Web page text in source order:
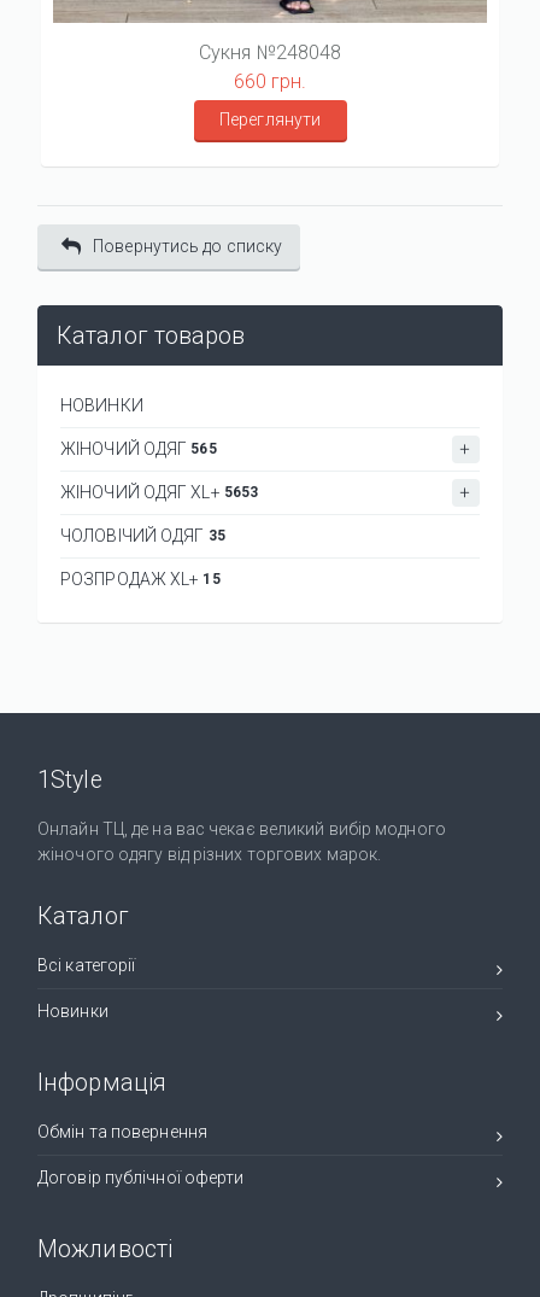
Сукня №248048
660 грн.
Переглянути
Повернутись до списку
Каталог товаров
НОВИНКИ
ЖІНОЧИЙ ОДЯГ 565
ЖІНОЧИЙ ОДЯГ XL+ 5653
ЧОЛОВІЧИЙ ОДЯГ 35
РОЗПРОДАЖ XL+ 15
1Style
Онлайн ТЦ, де на вас чекає великий вибір модного
жіночого одягу від різних торгових марок.
Каталог
Всі категорії
Новинки
Інформація
Обмін та повернення
Договір публічної оферти
Можливості